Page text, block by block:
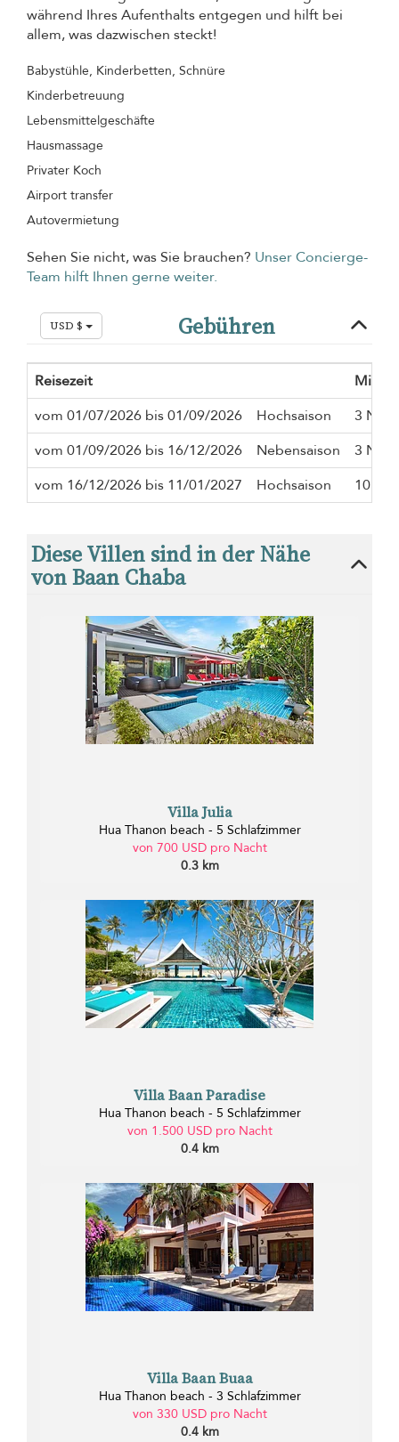
während Ihres Aufenthalts entgegen und hilft bei
allem, was dazwischen steckt!
Babystühle, Kinderbetten, Schnüre
Kinderbetreuung
Lebensmittelgeschäfte
Hausmassage
Privater Koch
Airport transfer
Autovermietung
Sehen Sie nicht, was Sie brauchen? Unser Concierge-
Team hilft Ihnen gerne weiter.
USD $ Gebühren
Reisezeit
vom 01/07/2026 bis 01/09/2026
Hochsaison
3
vom 01/09/2026 bis 16/12/2026
Nebensaison
3
vom 16/12/2026 bis 11/01/2027
Hochsaison 10
Diese Villen sind in der Nähe
von Baan Chaba
Villa Julia
Hua Thanon beach - 5 Schlafzimmer
von 700 USD pro Nacht
0.3 km
Villa Baan Paradise
Hua Thanon beach - 5 Schlafzimmer
von 1.500 USD pro Nacht
0.4 km
Villa Baan Buaa
Hua Thanon beach - 3 Schlafzimmer
von 330 USD pro Nacht
0.4 km